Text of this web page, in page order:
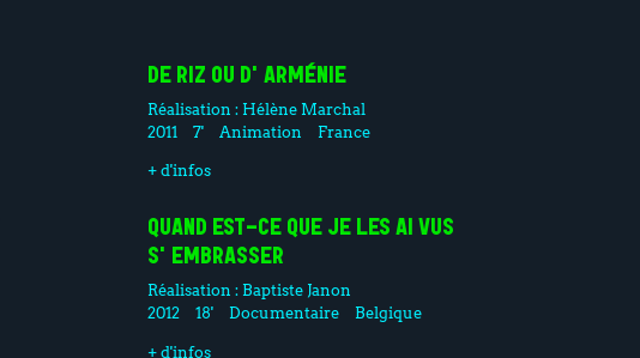
DE RIZ OU D'ARMÉNIE
Réalisation : Hélène Marchal
2011
7' Animation France
+ d'infos
QUAND EST-CE QUE JE LES AI VUS
S'EMBRASSER
Réalisation : Baptiste Janon
2012
18' Documentaire Belgique
+ d'infos